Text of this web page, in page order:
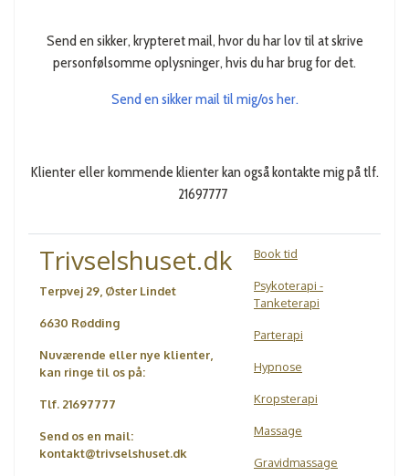
Send en sikker, krypteret mail, hvor du har lov til at skrive
personfølsomme oplysninger, hvis du har brug for det.
Send en sikker mail til mig/os her.
Klienter eller kommende klienter kan også kontakte mig på tlf.
21697777
Trivselshuset.dk
Terpvej 29, Øster Lindet
6630 Rødding
Nuværende eller nye klienter,
kan ringe til os på:
Tlf. 21697777
Send os en mail:
kontakt@trivselshuset.dk
Book tid
Psykoterapi -
Tanketerapi
Parterapi
Hypnose
Kropsterapi
Massage
Gravidmassage